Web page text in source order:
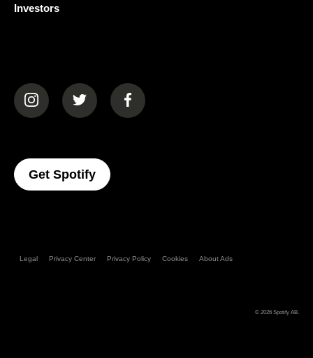
Investors
(opens in a new tab)(opens in a new tab)(opens in a new tab)
Get Spotify(opens In A New Tab)
Legal Privacy Center Privacy Policy Cookies About Ads
© 2026 Spotify AB